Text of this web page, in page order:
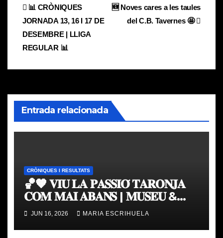
Navegación
de
entradas
🆕 Noves cares a les taules
del C.B. Tavernes 🤩
📊 CRÒNIQUES
JORNADA 13, 16 I 17 DE
DESEMBRE | LLIGA
REGULAR 📊
Entrada relacionada
CRÒNIQUES I RESULTATS
🏀🧡 𝐕𝐈𝐔 𝐋𝐀 𝐏𝐀𝐒𝐒𝐈𝐎́ 𝐓𝐀𝐑𝐎𝐍𝐉𝐀
𝐂𝐎𝐌 𝐌𝐀𝐈 𝐀𝐁𝐀𝐍𝐒 | 𝐌𝐔𝐒𝐄𝐔 &
𝐓𝐎𝐔𝐑 𝐕𝐀𝐋𝐄𝐍𝐂𝐈𝐀 𝐁𝐀𝐒𝐊𝐄𝐓
JUN 16, 2026 MARIA ESCRIHUELA